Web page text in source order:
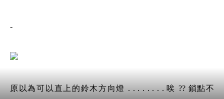
-
原以為可以直上的鈴木方向燈 . . . . . . . . 唉 ?? 鎖點不